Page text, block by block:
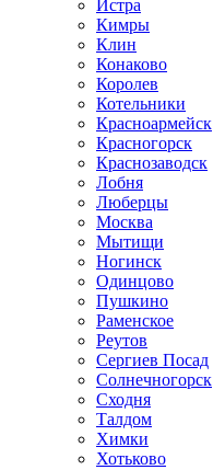
Истра
Кимры
Клин
Конаково
Королев
Котельники
Красноармейск
Красногорск
Краснозаводск
Лобня
Люберцы
Москва
Мытищи
Ногинск
Одинцово
Пушкино
Раменское
Реутов
Сергиев Посад
Солнечногорск
Сходня
Талдом
Химки
Хотьково